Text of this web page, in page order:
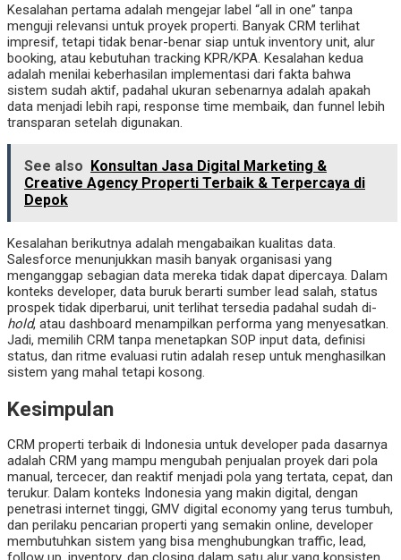
Kesalahan pertama adalah mengejar label “all in one” tanpa
menguji relevansi untuk proyek properti. Banyak CRM terlihat
impresif, tetapi tidak benar-benar siap untuk inventory unit, alur
booking, atau kebutuhan tracking KPR/KPA. Kesalahan kedua
adalah menilai keberhasilan implementasi dari fakta bahwa
sistem sudah aktif, padahal ukuran sebenarnya adalah apakah
data menjadi lebih rapi, response time membaik, dan funnel lebih
transparan setelah digunakan.
See also Konsultan Jasa Digital Marketing &
Creative Agency Properti Terbaik & Terpercaya di
Depok
Kesalahan berikutnya adalah mengabaikan kualitas data.
Salesforce menunjukkan masih banyak organisasi yang
menganggap sebagian data mereka tidak dapat dipercaya. Dalam
konteks developer, data buruk berarti sumber lead salah, status
prospek tidak diperbarui, unit terlihat tersedia padahal sudah di-
hold, atau dashboard menampilkan performa yang menyesatkan.
Jadi, memilih CRM tanpa menetapkan SOP input data, definisi
status, dan ritme evaluasi rutin adalah resep untuk menghasilkan
sistem yang mahal tetapi kosong.
Kesimpulan
CRM properti terbaik di Indonesia untuk developer pada dasarnya
adalah CRM yang mampu mengubah penjualan proyek dari pola
manual, tercecer, dan reaktif menjadi pola yang tertata, cepat, dan
terukur. Dalam konteks Indonesia yang makin digital, dengan
penetrasi internet tinggi, GMV digital economy yang terus tumbuh,
dan perilaku pencarian properti yang semakin online, developer
membutuhkan sistem yang bisa menghubungkan traffic, lead,